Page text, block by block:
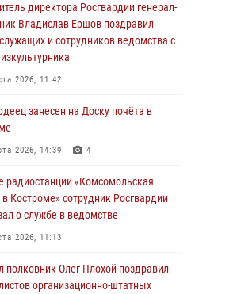
директора Росгвардии генерал-
Владислав Ершов поздравил
и сотрудников ведомства с
2026, 11:42
занесен на Доску почёта в
2026, 14:39 4
радиостанции «Комсомольская
Костроме» сотрудник Росгвардии
о службе в ведомстве
2026, 11:13
полковник Олег Плохой поздравил
организационно-штатных